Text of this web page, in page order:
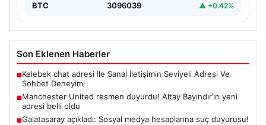
BTC 3096039 ▲ +0.42%
Son Eklenen Haberler
■Kelebek chat adresi İle Sanal İletişimin Seviyeli Adresi Ve
Sohbet Deneyimi
■Manchester United resmen duyurdu! Altay Bayındır’ın yeni
adresi belli oldu
■Galatasaray açıkladı: Sosyal medya hesaplarına suç duyurusu!